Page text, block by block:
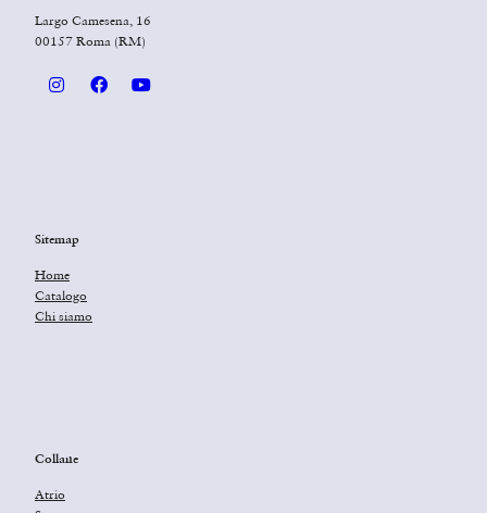
Largo Camesena, 16
00157 Roma (RM)
Sitemap
Home
Catalogo
Chi siamo
Collane
Atrio